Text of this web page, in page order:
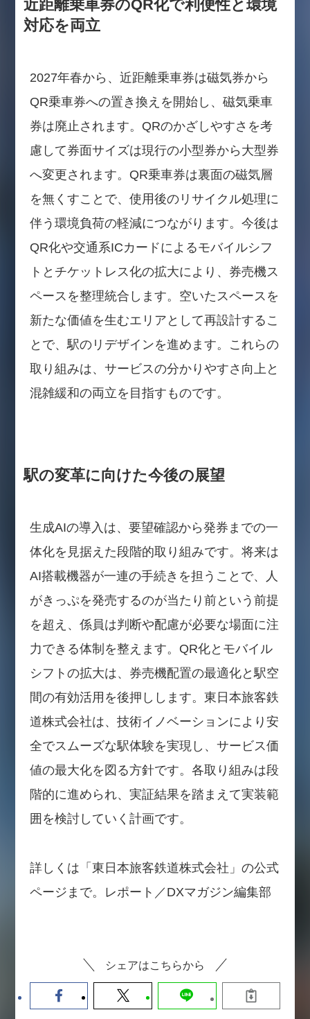
近距離乗車券のQR化で利便性と環境
対応を両立
2027年春から、近距離乗車券は磁気券から
QR乗車券への置き換えを開始し、磁気乗車
券は廃止されます。QRのかざしやすさを考
慮して券面サイズは現行の小型券から大型券
へ変更されます。QR乗車券は裏面の磁気層
を無くすことで、使用後のリサイクル処理に
伴う環境負荷の軽減につながります。今後は
QR化や交通系ICカードによるモバイルシフ
トとチケットレス化の拡大により、券売機ス
ペースを整理統合します。空いたスペースを
新たな価値を生むエリアとして再設計するこ
とで、駅のリデザインを進めます。これらの
取り組みは、サービスの分かりやすさ向上と
混雑緩和の両立を目指すものです。
駅の変革に向けた今後の展望
生成AIの導入は、要望確認から発券までの一
体化を見据えた段階的取り組みです。将来は
AI搭載機器が一連の手続きを担うことで、人
がきっぷを発売するのが当たり前という前提
を超え、係員は判断や配慮が必要な場面に注
力できる体制を整えます。QR化とモバイル
シフトの拡大は、券売機配置の最適化と駅空
間の有効活用を後押しします。東日本旅客鉄
道株式会社は、技術イノベーションにより安
全でスムーズな駅体験を実現し、サービス価
値の最大化を図る方針です。各取り組みは段
階的に進められ、実証結果を踏まえて実装範
囲を検討していく計画です。
詳しくは「東日本旅客鉄道株式会社」の公式
ページまで。レポート／DXマガジン編集部
シェアはこちらから